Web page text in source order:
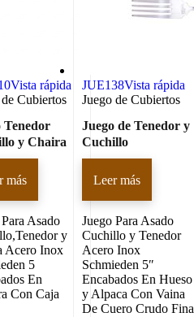
Vista rápida
Cubiertos
Tenedor
y Chaira
más
Asado
y
Acero Inox
5
En
Con Caja
JUE138Vista rápida
Juego de Cubiertos
Juego de Tenedor y
Cuchillo
Leer más
Juego Para Asado
Cuchillo y Tenedor
Acero Inox
Schmieden 5″
Encabados En Hueso
y Alpaca Con Vaina
De Cuero Crudo Fina